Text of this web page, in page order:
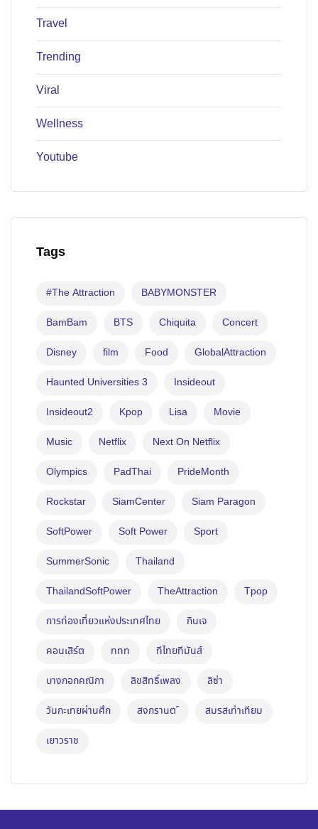
Travel
Trending
Viral
Wellness
Youtube
Tags
#The Attraction BABYMONSTER
BamBam BTS Chiquita Concert
Disney film Food GlobalAttraction
Haunted Universities 3 Insideout
Insideout2 Kpop Lisa Movie
Music Netflix Next On Netflix
Olympics PadThai PrideMonth
Rockstar SiamCenter Siam Paragon
SoftPower Soft Power Sport
SummerSonic Thailand
ThailandSoftPower TheAttraction Tpop
การท่องเที่ยวแห่งประเทศไทย กินเจ
คอนเสิร์ต ททท ทีไทยทีมันส์
บางกอกคณิกา ลิขสิทธิ์เพลง ลิซ่า
วันกะเทยผ่านศึก สงกรานต ์ สมรสเท่าเทียม
เยาวราช